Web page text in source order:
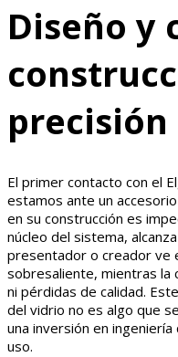
Diseño y
El primer contacto con el
estamos ante un
en su construcción es
núcleo del sistema,
presentador o creador ve
sobresaliente, mientras la
ni pérdidas de calidad.
del vidrio no es algo que
una inversión en
uso.